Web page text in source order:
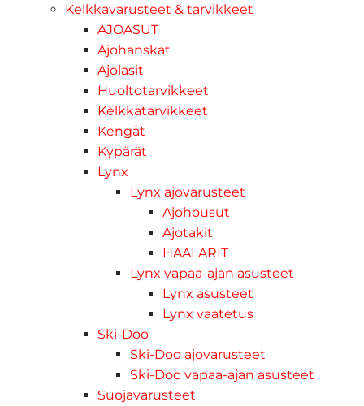
Kelkkavarusteet & tarvikkeet
AJOASUT
Ajohanskat
Ajolasit
Huoltotarvikkeet
Kelkkatarvikkeet
Kengät
Kypärät
Lynx
Lynx ajovarusteet
Ajohousut
Ajotakit
HAALARIT
Lynx vapaa-ajan asusteet
Lynx asusteet
Lynx vaatetus
Ski-Doo
Ski-Doo ajovarusteet
Ski-Doo vapaa-ajan asusteet
Suojavarusteet